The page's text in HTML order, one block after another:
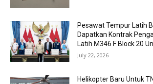
Pesawat Tempur Latih
Dapatkan Kontrak
Latih M346 F Block 20
July 22, 2026
Helikopter Baru Untuk